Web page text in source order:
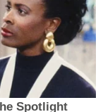
Spotlight